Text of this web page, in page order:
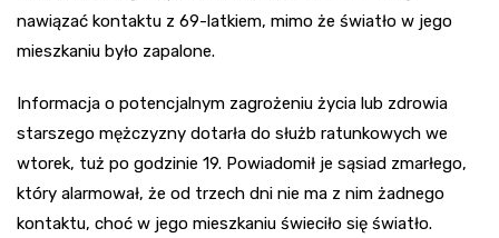
nawiązać kontaktu z 69-latkiem, mimo że światło w jego
mieszkaniu było zapalone.
Informacja o potencjalnym zagrożeniu życia lub zdrowia
starszego mężczyzny dotarła do służb ratunkowych we
wtorek, tuż po godzinie 19. Powiadomił je sąsiad zmarłego,
który alarmował, że od trzech dni nie ma z nim żadnego
kontaktu, choć w jego mieszkaniu świeciło się światło.